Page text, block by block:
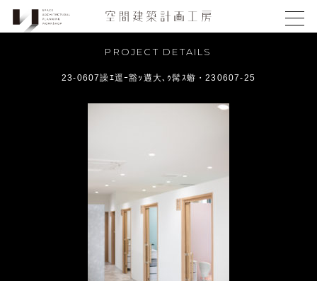
PROJECT DETAILS
23-0607譟ｴ逕ｰ豁ｯ遘大､ｩ髯ｽ蝣・230607-25